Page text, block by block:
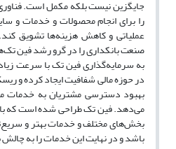
جایگزین نیست بلکه مکمل است.
را برای انجام محصولات و خدمات و
عملیاتی و کاهش هزینه‌ها تشویق
صنعت بانکداری را در گرو رشد فین
به سرمایه‌گذاری فین تک با سرعت
در حوزه مالی شفافیت ایجاد کرده و
بهبود دسترسی مشتریان به خدمات
می‌دهد. فین تک طراحی شده است که
بخش‌های مختلف و خدمات بهتر و
باشد و در نهایت این خدمات را به